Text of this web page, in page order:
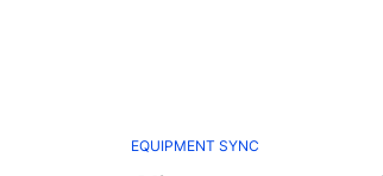
EQUIPMENT SYNC